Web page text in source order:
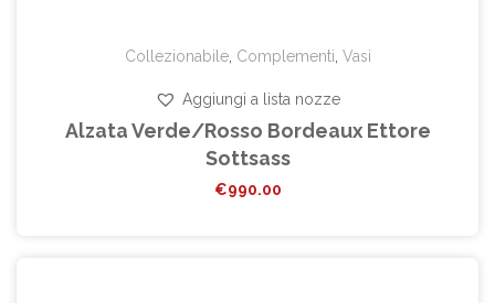
Collezionabile, Complementi Vasi
Aggiungi a lista nozze
Alzata Verde/Rosso Bordeaux Ettore
Sottsass
€990.00